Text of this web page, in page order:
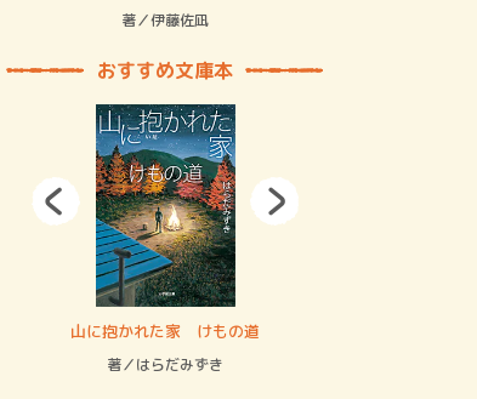
著／伊藤佐凪
おすすめ文庫本
山に抱かれた家 けもの道
著／はらだみずき